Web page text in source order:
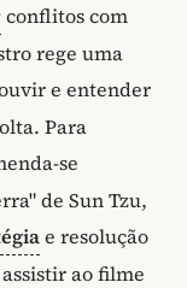
conflitos com
rege uma
e entender
Para
se
de Sun Tzu,
e resolução
ao filme